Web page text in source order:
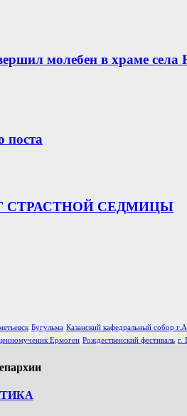
молебен в храме села
поста
СТРАСТНОЙ СЕДМИЦЫ
Бугульма Казанский кафедральный собор
Ермоген Рождественский фестиваль г.